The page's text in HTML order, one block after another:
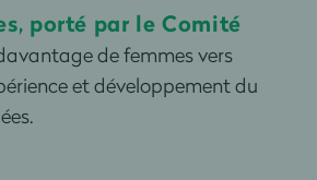
porté par le Comité
de femmes vers
et développement du